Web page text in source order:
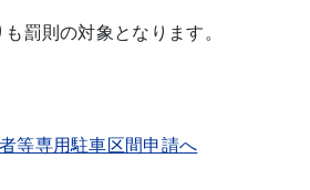
罰則の対象となります。
等専用駐車区間申請へ